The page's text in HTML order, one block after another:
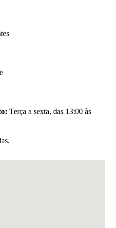
Terça a sexta, das 13:00 às